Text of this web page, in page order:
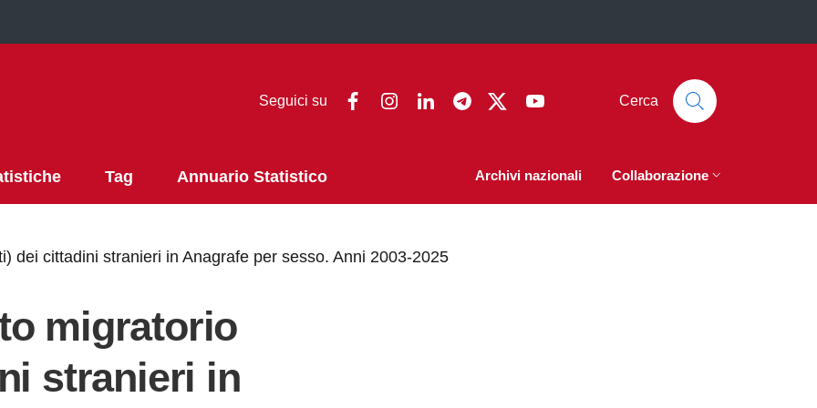
Seguici su FacebookInstagramLinkedinTelegram
Twitter Cerca
Tag Annuario Statistico Archivi nazionali Collaborazione
dei cittadini stranieri in Anagrafe per sesso. Anni 2003-2025
migratorio
stranieri in